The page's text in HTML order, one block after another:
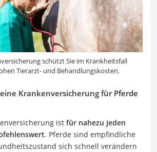
schützt Sie im Krankheitsfall
Tierarzt- und Behandlungskosten.
Krankenversicherung für Pferde
ist für nahezu jeden
. Pferde sind empfindliche
sich schnell verändern